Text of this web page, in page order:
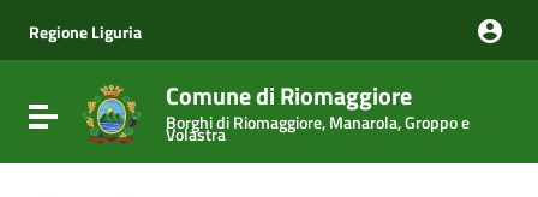
Vai al menu di navigazione
Vai al footer
Regione Liguria
Attiva / disattiva la navigazione
Comune di Riomaggiore
Borghi di Riomaggiore, Manarola, Groppo e
Volastra